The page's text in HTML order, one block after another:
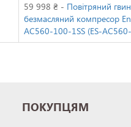
59 998 ₴ - Повітряний
безмасляний компресор
AC560-100-1SS (ES-
ПОКУПЦЯМ